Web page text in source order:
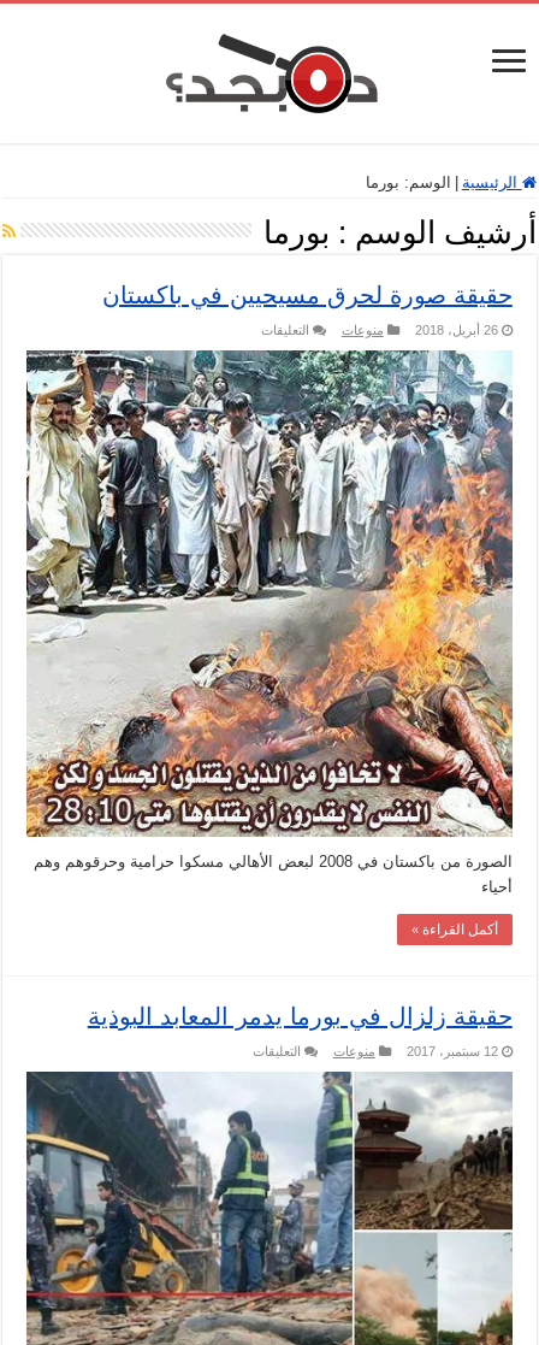
الرئيسية الوسم: بورما
أرشيف الوسم : بورما
حقيقة صورة لحرق مسيحيين في باكستان
26 أبريل، 2018 منوعات التعليقات
صورة
لحرق
مسيحيين
في
باكستان
مغلقة
الصورة من باكستان في 2008 لبعض الأهالي مسكوا حرامية وحرقوهم وهم
أحياء
أكمل القراءة »
حقيقة زلزال في بورما يدمر المعابد البوذية
12 سبتمبر، 2017 منوعات التعليقات
بورما
يدمر
المعابد
البوذية
مغلقة